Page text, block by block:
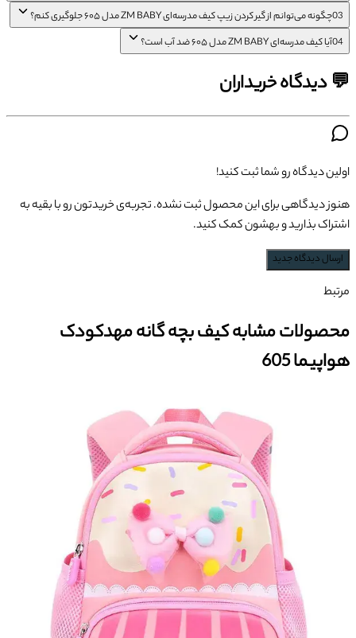
03چگونه می‌توانم از گیر کردن زیپ کیف مدرسه‌ای ZM BABY مدل ۶۰۵ جلوگیری کنم؟
04آیا کیف مدرسه‌ای ZM BABY مدل ۶۰۵ ضد آب است؟
💬 دیدگاه خریداران
اولین دیدگاه رو شما ثبت کنید!
هنوز دیدگاهی برای این محصول ثبت نشده. تجربه‌ی خریدتون رو با بقیه به
اشتراک بذارید و بهشون کمک کنید.
ارسال دیدگاه جدید
مرتبط
محصولات مشابه کیف بچه گانه مهدکودک
هواپیما 605